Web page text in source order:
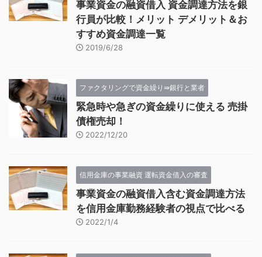
事業資金の融資借入 資金調達方法を銀
行員が比較！メリット デメリット＆お
すすめ資金調達一覧
2019/6/28
ファクタリングで資金繰り⇛銀行と業者
緊急時や急ぎの資金繰りに使える 売掛
債権売却！
2022/12/20
信用金庫の事業融資 運転資金借入の審査
事業資金の融資借入含む資金調達方法
を信用金庫勤務経験者の視点で比べる
2022/1/4